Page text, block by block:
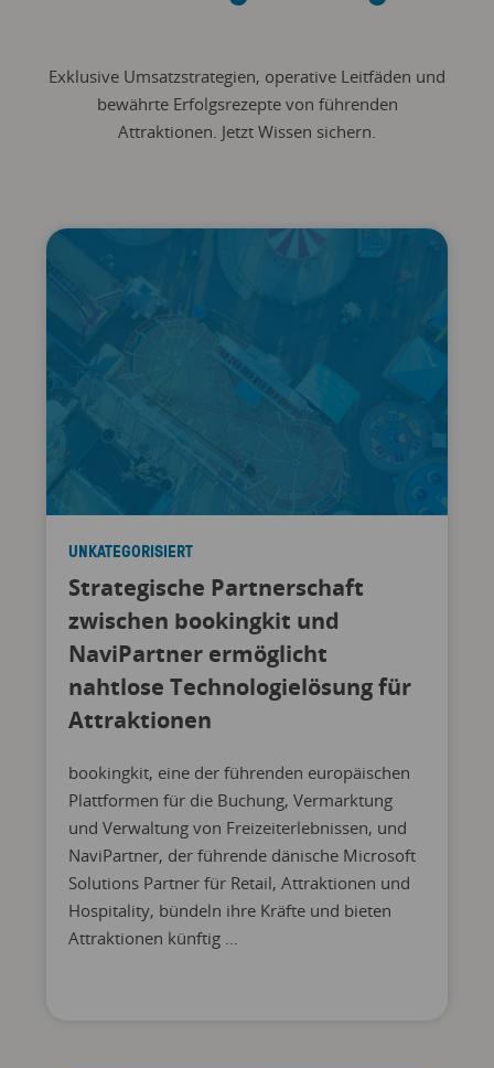
Exklusive Umsatzstrategien, operative Leitfäden und
bewährte Erfolgsrezepte von führenden
Attraktionen. Jetzt Wissen sichern.
UNKATEGORISIERT
Strategische Partnerschaft
zwischen bookingkit und
NaviPartner ermöglicht
nahtlose Technologielösung für
Attraktionen
bookingkit, eine der führenden europäischen
Plattformen für die Buchung, Vermarktung
und Verwaltung von Freizeiterlebnissen, und
NaviPartner, der führende dänische Microsoft
Solutions Partner für Retail, Attraktionen und
Hospitality, bündeln ihre Kräfte und bieten
Attraktionen künftig …